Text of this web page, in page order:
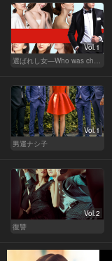
Vol.1
Vol.1
男運ナシ子
Vol.2
復讐